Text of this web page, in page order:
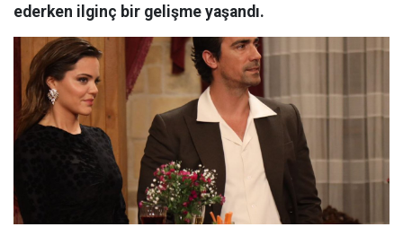
ederken ilginç bir gelişme yaşandı.